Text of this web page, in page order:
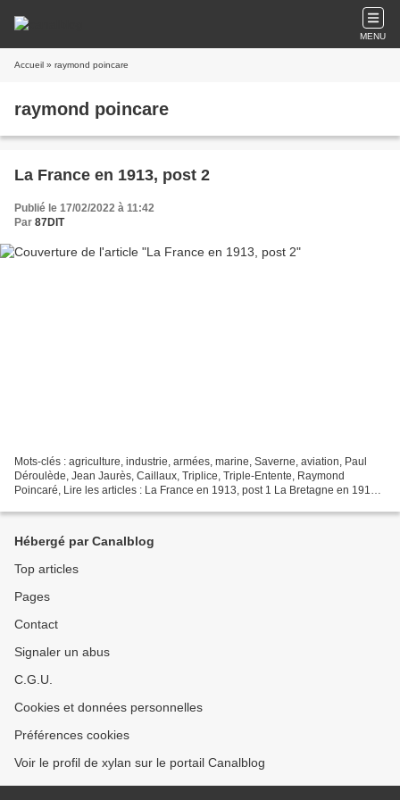
MENU
Accueil » raymond poincare
raymond poincare
La France en 1913, post 2
Publié le 17/02/2022 à 11:42
Par 87DIT
Mots-clés : agriculture, industrie, armées, marine, Saverne, aviation, Paul
Déroulède, Jean Jaurès, Caillaux, Triplice, Triple-Entente, Raymond
Poincaré, Lire les articles : La France en 1913, post 1 La Bretagne en 1913,
Hébergé par Canalblog
Top articles
Pages
Contact
Signaler un abus
C.G.U.
Cookies et données personnelles
Préférences cookies
Voir le profil de xylan sur le portail Canalblog